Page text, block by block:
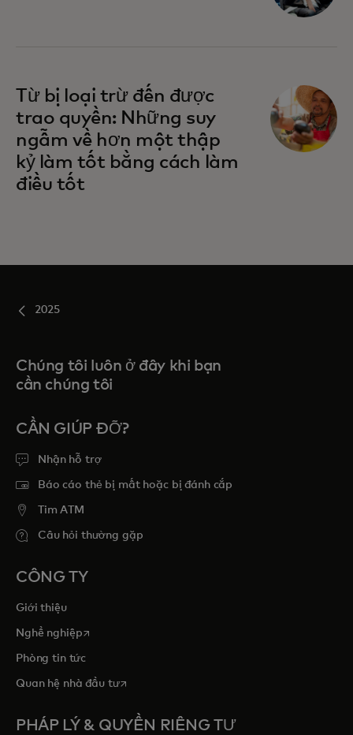
Từ bị loại trừ đến được
trao quyền: Những suy
ngẫm về hơn một thập
kỷ làm tốt bằng cách làm
điều tốt
2025
Chúng tôi luôn ở đây khi bạn
cần chúng tôi
CẦN GIÚP ĐỠ?
Nhận hỗ trợ
Báo cáo thẻ bị mất hoặc bị đánh cắp
Tim ATM
Câu hỏi thường gặp
CÔNG TY
Giới thiệu
Nghề nghiệpopens in a new tab
Phòng tin tức
Quan hệ nhà đầu tưopens in a new tab
PHÁP LÝ & QUYỀN RIÊNG TƯ